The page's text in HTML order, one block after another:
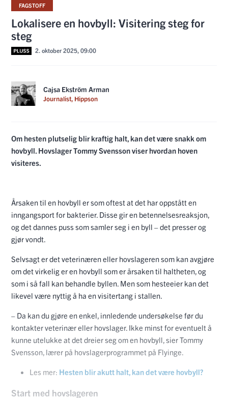
FAGSTOFF
Lokalisere en hovbyll: Visitering steg for
steg
2. oktober 2025, 09:00
Cajsa Ekström Arman
Journalist, Hippson
Om hesten plutselig blir kraftig halt, kan det være snakk om
hovbyll. Hovslager Tommy Svensson viser hvordan hoven
visiteres.
Årsaken til en hovbyll er som oftest at det har oppstått en
inngangsport for bakterier. Disse gir en betennelsesreaksjon,
og det dannes puss som samler seg i en byll – det presser og
gjør vondt.
Selvsagt er det veterinæren eller hovslageren som kan avgjøre
om det virkelig er en hovbyll som er årsaken til haltheten, og
som i så fall kan behandle byllen. Men som hesteeier kan det
likevel være nyttig å ha en visitertang i stallen.
– Da kan du gjøre en enkel, innledende undersøkelse før du
kontakter veterinær eller hovslager. Ikke minst for eventuelt å
kunne utelukke at det dreier seg om en hovbyll, sier Tommy
Svensson, lærer på hovslagerprogrammet på Flyinge.
Les mer: Hesten blir akutt halt, kan det være hovbyll?
Start med hovslageren